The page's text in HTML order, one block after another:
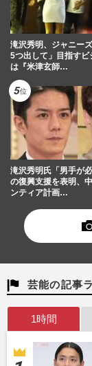
滝沢秀明、ジャニー
5つ出して」目指すビ
は『米津玄師…
滝沢秀明氏「男手が
の復興支援を表明、
ンティア計画…
芸能の記事
1時間